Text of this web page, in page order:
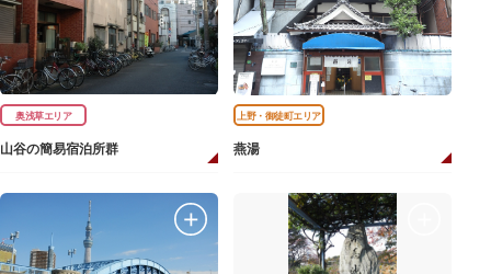
奥浅草エリア
山谷の簡易宿泊所群
上野・御徒町エリア
燕湯